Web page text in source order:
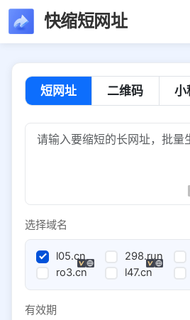
快缩短网址
短网址 二维码 小
选择域名
l05.cn 298.run
ro3.cn
l47.cn
有效期